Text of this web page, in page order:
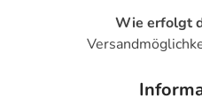
Wie erfolgt